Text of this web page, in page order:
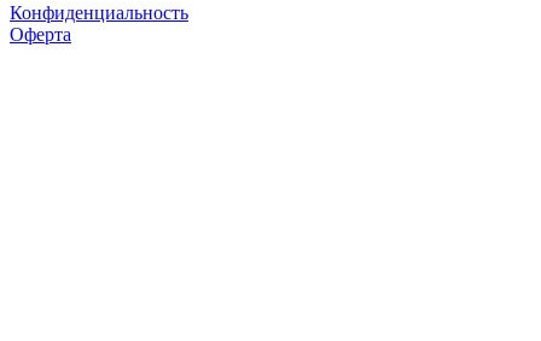
Конфиденциальность
Оферта